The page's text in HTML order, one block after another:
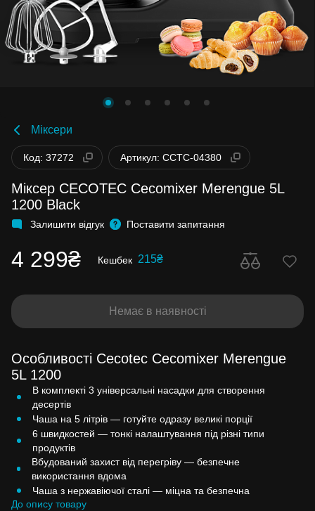
Міксери
Код: 37272 Артикул: CCTC-04380
Міксер CECOTEC Cecomixer Merengue 5L
1200 Black
Залишити відгук Поставити запитання
4 299₴ Кешбек 215₴
Немає в наявності
Особливості Cecotec Cecomixer Merengue
5L 1200
В комплекті 3 універсальні насадки для створення
десертів
Чаша на 5 літрів — готуйте одразу великі порції
6 швидкостей — тонкі налаштування під різні типи
продуктів
Вбудований захист від перегріву — безпечне
використання вдома
Чаша з нержавіючої сталі — міцна та безпечна
До опису товару